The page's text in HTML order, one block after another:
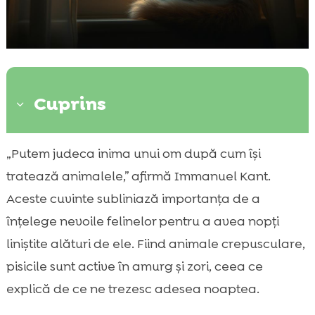
3 Cuprins
 Importanța rutinei de seară pentru un
somn bun al pisicii și al nostru
Amenajarea dormitorului: spațiu prietenos
Gestionarea energiei: joc activ înainte de
culcare
Hrănirea corectă seara: ce, când și cât
 CricksyCat în rutina de seară: hrană
„Putem judeca inima unui om după cum își
tratează animalele,” afirmă Immanuel Kant.
Aceste cuvinte subliniază importanța de a
înțelege nevoile felinelor pentru a avea nopți
liniștite alături de ele. Fiind animale crepusculare,
pisicile sunt active în amurg și zori, ceea ce
explică de ce ne trezesc adesea noaptea.